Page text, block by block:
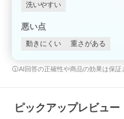
洗いやすい
悪い点
動きにくい 重さがある
AI回答の正確性や商品の効果は保証
ピックアップレビュー